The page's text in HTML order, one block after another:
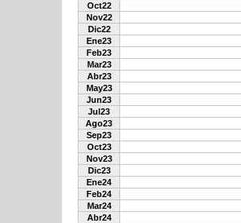
Oct22
Nov22
Dic22
Ene23
Feb23
Mar23
Abr23
May23
Jun23
Jul23
Ago23
Sep23
Oct23
Nov23
Dic23
Ene24
Feb24
Mar24
Abr24